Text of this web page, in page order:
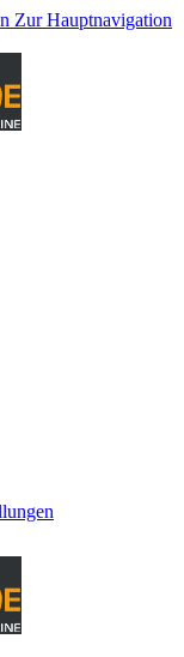
Zur Hauptnavigation